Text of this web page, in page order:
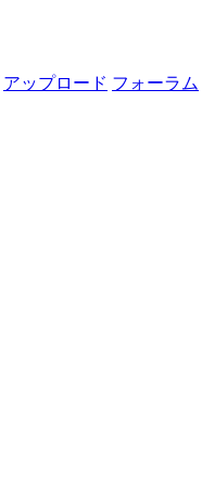
アップロード フォーラム